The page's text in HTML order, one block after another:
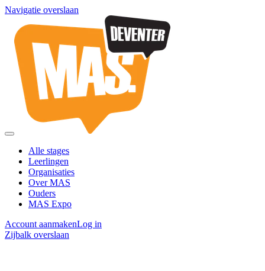
Navigatie overslaan
Alle stages
Leerlingen
Organisaties
Over MAS
Ouders
MAS Expo
Account aanmakenLog in
Zijbalk overslaan